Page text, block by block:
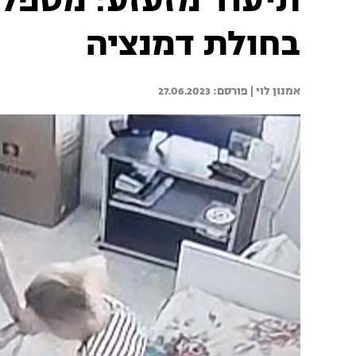
בחולת דמנציה
אמנון לוי | 27.06.2023